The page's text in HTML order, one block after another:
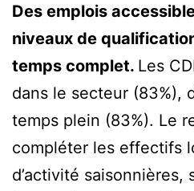
Des emplois
niveaux de
temps complet. Les
dans le secteur (83%),
temps plein (83%). Le
compléter les effectifs
d’activité saisonnières,